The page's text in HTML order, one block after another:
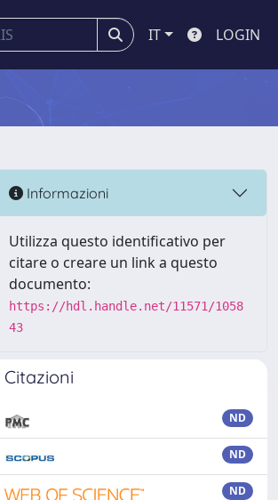
IT LOGIN
Informazioni
Utilizza questo identificativo per
citare o creare un link a questo
documento:
https://hdl.handle.net/11571/1058
43
Citazioni
ND
ND
ND